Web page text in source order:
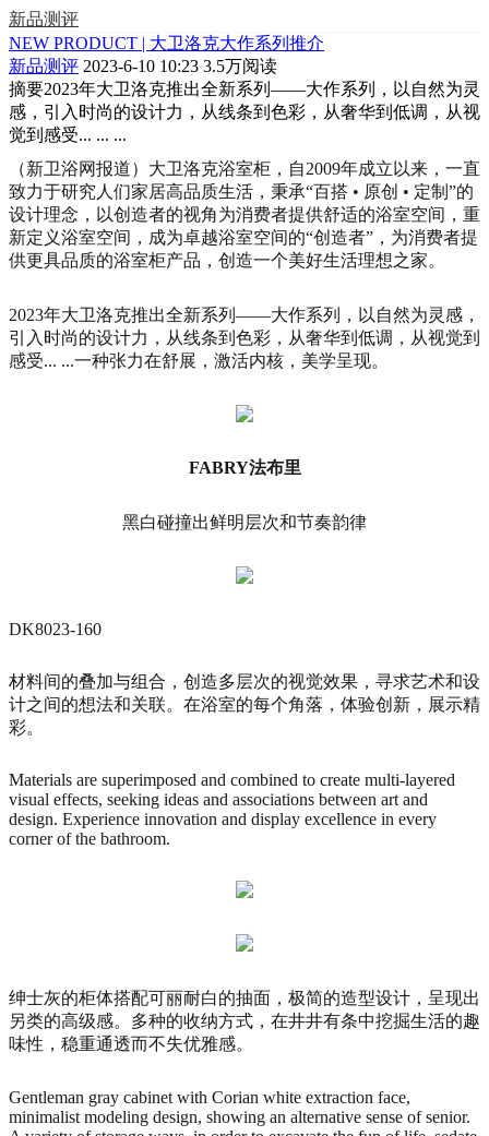
新品测评
NEW PRODUCT | 大卫洛克大作系列推介
新品测评 2023-6-10 10:23 3.5万阅读
摘要2023年大卫洛克推出全新系列——大作系列，以自然为灵
感，引入时尚的设计力，从线条到色彩，从奢华到低调，从视
觉到感受... ... ...
（新卫浴网报道）大卫洛克浴室柜，自2009年成立以来，一直
致力于研究人们家居高品质生活，秉承“百搭 • 原创 • 定制”的
设计理念，以创造者的视角为消费者提供舒适的浴室空间，重
新定义浴室空间，成为卓越浴室空间的“创造者”，为消费者提
供更具品质的浴室柜产品，创造一个美好生活理想之家。
2023年大卫洛克推出全新系列——大作系列，以自然为灵感，
引入时尚的设计力，从线条到色彩，从奢华到低调，从视觉到
感受... ...一种张力在舒展，激活内核，美学呈现。
FABRY法布里
黑白碰撞出鲜明层次和节奏韵律
DK8023-160
材料间的叠加与组合，创造多层次的视觉效果，寻求艺术和设
计之间的想法和关联。在浴室的每个角落，体验创新，展示精
彩。
Materials are superimposed and combined to create multi-layered
visual effects, seeking ideas and associations between art and
design. Experience innovation and display excellence in every
corner of the bathroom.
绅士灰的柜体搭配可丽耐白的抽面，极简的造型设计，呈现出
另类的高级感。多种的收纳方式，在井井有条中挖掘生活的趣
味性，稳重通透而不失优雅感。
Gentleman gray cabinet with Corian white extraction face,
minimalist modeling design, showing an alternative sense of senior.